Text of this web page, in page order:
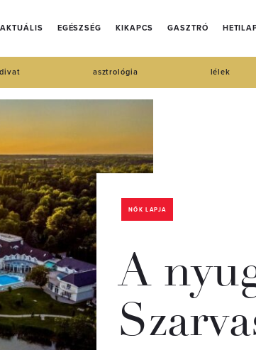
AKTUÁLIS EGÉSZSÉG KIKAPCS GASZTRÓ
divat asztrológia lélek
NŐK LAPJA
A